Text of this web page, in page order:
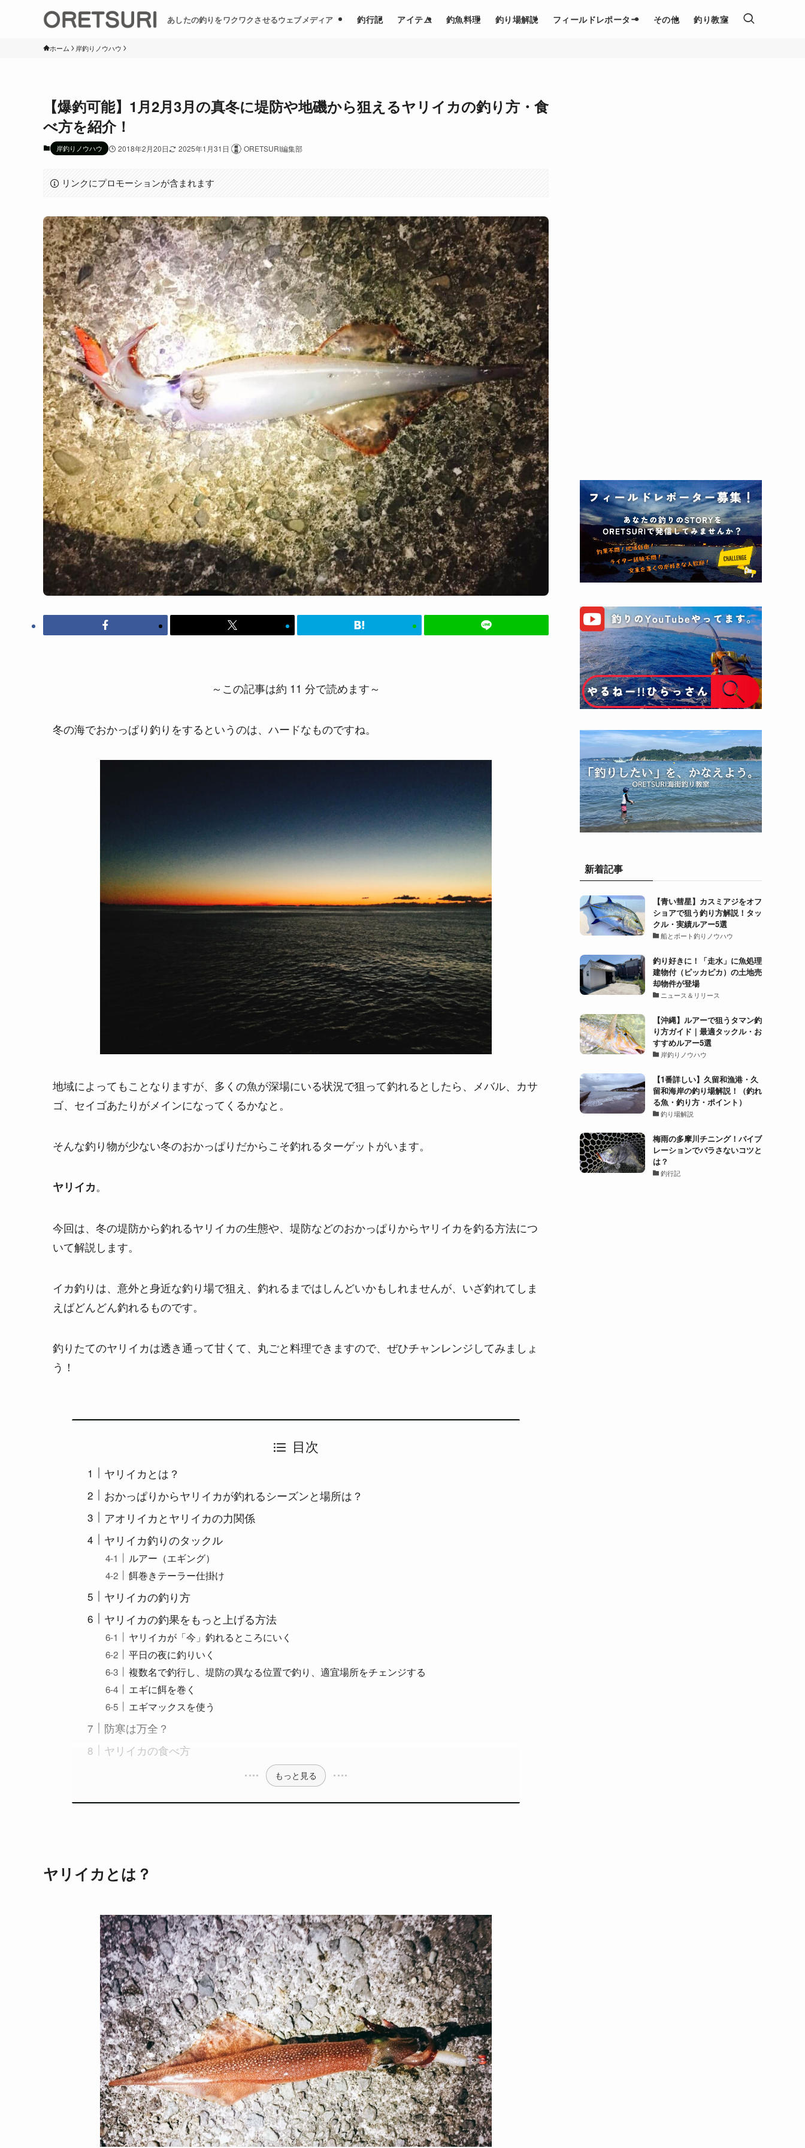
あしたの釣りをワクワクさせるウェブメディア 釣行記 アイテム 釣魚料理 釣り場解説 フィールドレポーター その他 釣り教室
ホーム 岸釣りノウハウ
【爆釣可能】1月2月3月の真冬に堤防や地磯から狙えるヤリイカの釣り方・食
べ方を紹介！
岸釣りノウハウ 2018年2月20日 2025年1月31日 ORETSURI編集部
リンクにプロモーションが含まれます
～この記事は約 11 分で読めます～
冬の海でおかっぱり釣りをするというのは、ハードなものですね。
地域によってもことなりますが、多くの魚が深場にいる状況で狙って釣れるとしたら、メバル、カサ
ゴ、セイゴあたりがメインになってくるかなと。
そんな釣り物が少ない冬のおかっぱりだからこそ釣れるターゲットがいます。
ヤリイカ。
今回は、冬の堤防から釣れるヤリイカの生態や、堤防などのおかっぱりからヤリイカを釣る方法につ
いて解説します。
イカ釣りは、意外と身近な釣り場で狙え、釣れるまではしんどいかもしれませんが、いざ釣れてしま
えばどんどん釣れるものです。
釣りたてのヤリイカは透き通って甘くて、丸ごと料理できますので、ぜひチャンレンジしてみましょ
う！
目次
ヤリイカとは？
おかっぱりからヤリイカが釣れるシーズンと場所は？
アオリイカとヤリイカの力関係
ヤリイカ釣りのタックル
ルアー（エギング）
餌巻きテーラー仕掛け
ヤリイカの釣り方
ヤリイカの釣果をもっと上げる方法
ヤリイカが「今」釣れるところにいく
平日の夜に釣りいく
複数名で釣行し、堤防の異なる位置で釣り、適宜場所をチェンジする
エギに餌を巻く
エギマックスを使う
防寒は万全？
ヤリイカの食べ方
もっと見る
ヤリイカとは？
新着記事
【青い彗星】カスミアジをオフ
ショアで狙う釣り方解説！タッ
クル・実績ルアー5選
船とボート釣りノウハウ
釣り好きに！「走水」に魚処理
建物付（ピッカピカ）の土地売
却物件が登場
ニュース＆リリース
【沖縄】ルアーで狙うタマン釣
り方ガイド｜最適タックル・お
すすめルアー5選
岸釣りノウハウ
【1番詳しい】久留和漁港・久
留和海岸の釣り場解説！（釣れ
る魚・釣り方・ポイント）
釣り場解説
梅雨の多摩川チニング！バイブ
レーションでバラさないコツと
は？
釣行記